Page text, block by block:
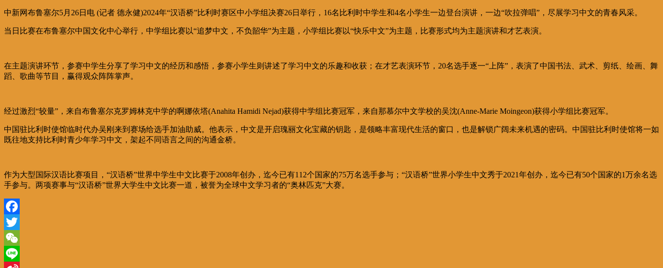
中新网布鲁塞尔5月26日电 (记者 德永健)2024年“汉语桥”比利时赛区中小学组决赛26日举行，16名比利时中学生和4名小学生一边登台演讲，一边“吹拉弹唱”，尽展学习中文的青春风采。
当日比赛在布鲁塞尔中国文化中心举行，中学组比赛以“追梦中文，不负韶华”为主题，小学组比赛以“快乐中文”为主题，比赛形式均为主题演讲和才艺表演。
在主题演讲环节，参赛中学生分享了学习中文的经历和感悟，参赛小学生则讲述了学习中文的乐趣和收获；在才艺表演环节，20名选手逐一“上阵”，表演了中国书法、武术、剪纸、绘画、舞
蹈、歌曲等节目，赢得观众阵阵掌声。
经过激烈“较量”，来自布鲁塞尔克罗姆林克中学的啊娜依塔(Anahita Hamidi Nejad)获得中学组比赛冠军，来自那慕尔中文学校的吴沈(Anne-Marie Moingeon)获得小学组比赛冠军。
中国驻比利时使馆临时代办吴刚来到赛场给选手加油助威。他表示，中文是开启瑰丽文化宝藏的钥匙，是领略丰富现代生活的窗口，也是解锁广阔未来机遇的密码。中国驻比利时使馆将一如
既往地支持比利时青少年学习中文，架起不同语言之间的沟通金桥。
作为大型国际汉语比赛项目，“汉语桥”世界中学生中文比赛于2008年创办，迄今已有112个国家的75万名选手参与；“汉语桥”世界小学生中文秀于2021年创办，迄今已有50个国家的1万余名选
手参与。两项赛事与“汉语桥”世界大学生中文比赛一道，被誉为全球中文学习者的“奥林匹克”大赛。
Facebook
Twitter
WeChat